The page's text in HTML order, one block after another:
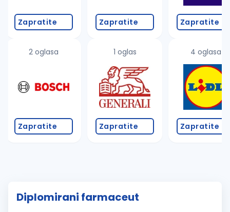
Zapratite
2 oglasa
Zapratite
Zapratite
1 oglas
Zapratite
Zapratite
4 oglasa
Zapratite
Diplomirani farmaceut